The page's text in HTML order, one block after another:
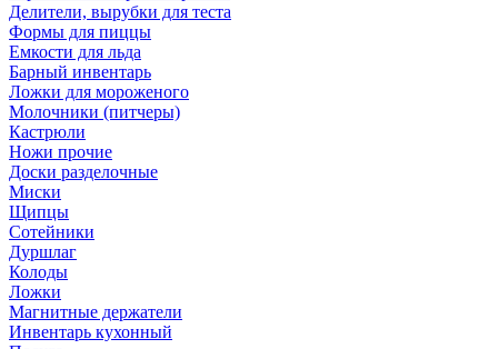
Делители, вырубки для теста
Формы для пиццы
Емкости для льда
Барный инвентарь
Ложки для мороженого
Молочники (питчеры)
Кастрюли
Ножи прочие
Доски разделочные
Миски
Щипцы
Сотейники
Дуршлаг
Колоды
Ложки
Магнитные держатели
Инвентарь кухонный